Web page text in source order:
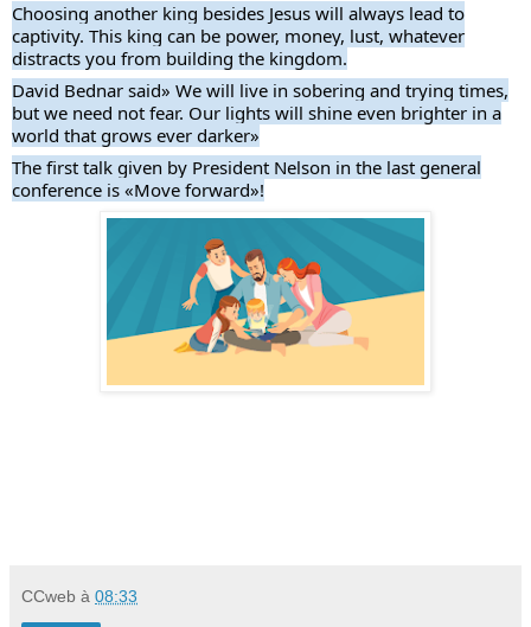
Choosing another king besides Jesus will always lead to
captivity. This king can be power, money, lust, whatever
distracts you from building the kingdom.
David Bednar said» We will live in sobering and trying times,
but we need not fear. Our lights will shine even brighter in a
world that grows ever darker»
The first talk given by President Nelson in the last general
conference is «Move forward»!
CCweb à 08:33